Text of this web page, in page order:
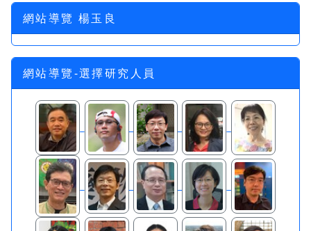
網站導覽 楊玉良
網站導覽-選擇研究人員